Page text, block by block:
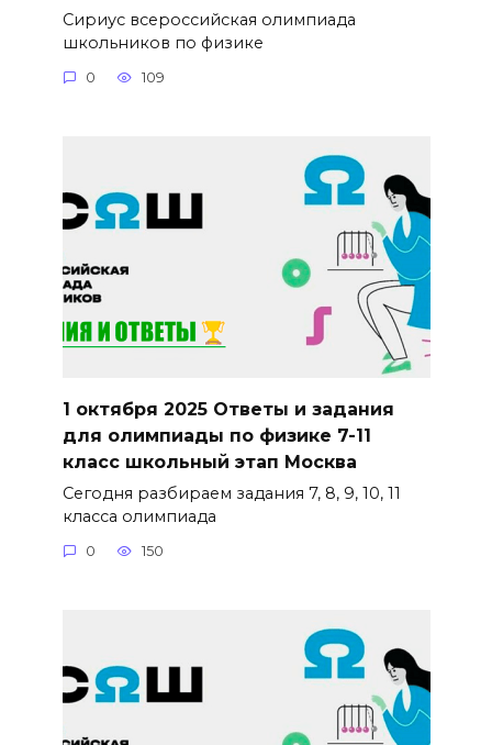
Сириус всероссийская олимпиада
школьников по физике
0 109
1 октября 2025 Ответы и задания
для олимпиады по физике 7-11
класс школьный этап Москва
Сегодня разбираем задания 7, 8, 9, 10, 11
класса олимпиада
0 150